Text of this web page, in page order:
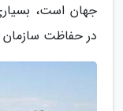
جهان است،
در حفاظت